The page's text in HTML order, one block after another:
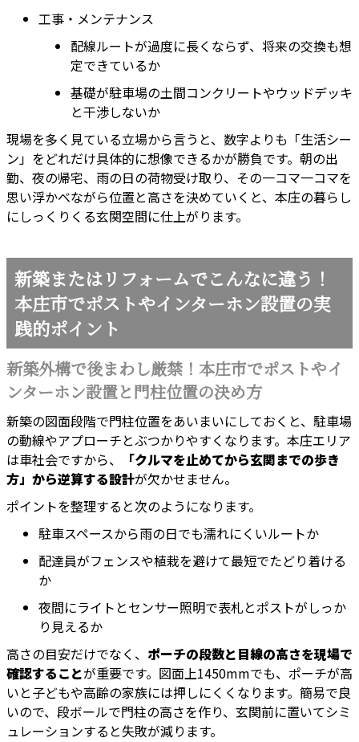
工事・メンテナンス
配線ルートが過度に長くならず、将来の交換も想
定できているか
基礎が駐車場の土間コンクリートやウッドデッキ
と干渉しないか
現場を多く見ている立場から言うと、数字よりも「生活シー
ン」をどれだけ具体的に想像できるかが勝負です。朝の出
勤、夜の帰宅、雨の日の荷物受け取り、その一コマ一コマを
思い浮かべながら位置と高さを決めていくと、本庄の暮らし
にしっくりくる玄関空間に仕上がります。
新築またはリフォームでこんなに違う！
本庄市でポストやインターホン設置の実
践的ポイント
新築外構で後まわし厳禁！本庄市でポストやイ
ンターホン設置と門柱位置の決め方
新築の図面段階で門柱位置をあいまいにしておくと、駐車場
の動線やアプローチとぶつかりやすくなります。本庄エリア
は車社会ですから、
「クルマを止めてから玄関までの歩き
方」から逆算する設計が欠かせません。
ポイントを整理すると次のようになります。
駐車スペースから雨の日でも濡れにくいルートか
配達員がフェンスや植栽を避けて最短でたどり着ける
か
夜間にライトとセンサー照明で表札とポストがしっか
り見えるか
高さの目安だけでなく、 ポーチの段数と目線の高さを現場で
確認することが重要です。図面上1450mmでも、ポーチが高
いと子どもや高齢の家族には押しにくくなります。簡易で良
いので、段ボールで門柱の高さを作り、玄関前に置いてシミ
ュレーションすると失敗が減ります。